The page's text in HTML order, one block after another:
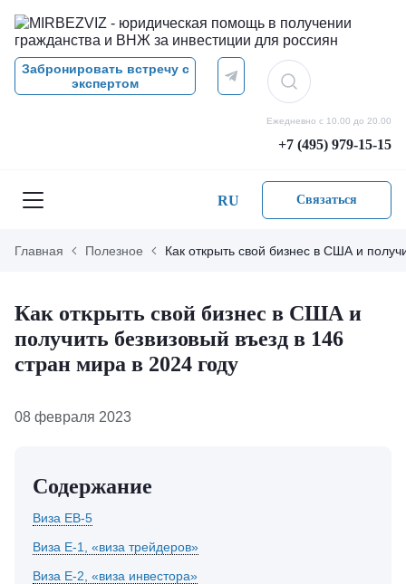
Забронировать встречу с
экспертом
Ежедневно с 10.00 до 20.00
+7 (495) 979-15-15
RU Связаться
Главная Полезное Как открыть свой бизнес в США и
Как открыть свой бизнес в США и
получить безвизовый въезд в 146
стран мира в 2024 году
08 февраля 2023
Содержание
Виза EB-5
Виза Е-1, «виза трейдеров»
Виза Е-2, «виза инвестора»